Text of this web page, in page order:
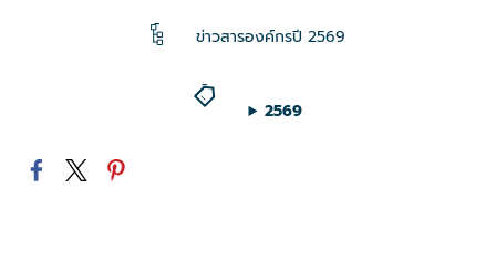
ข่าวสารองค์กรปี 2569
2569